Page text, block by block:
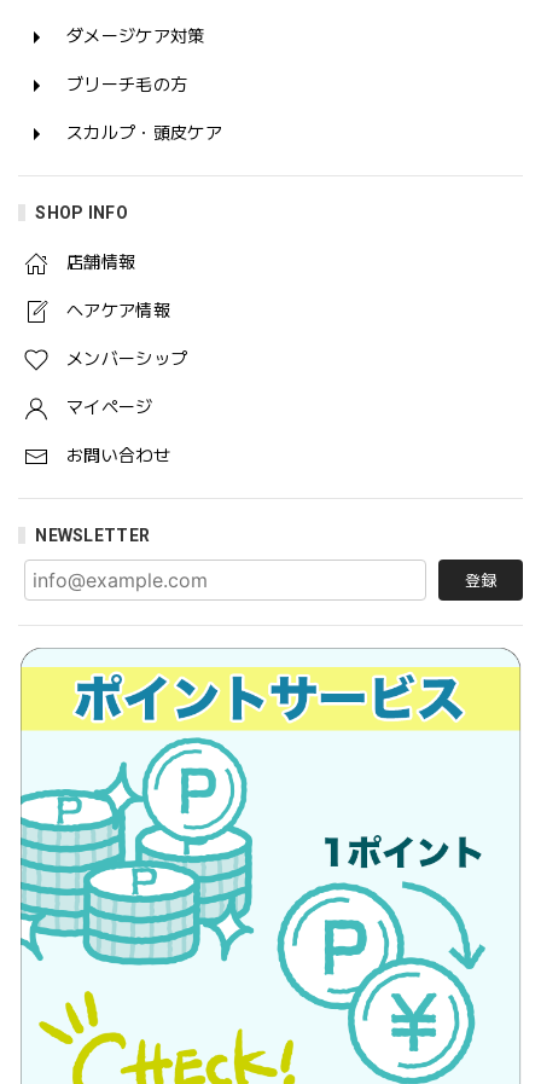
ダメージケア対策
ブリーチ毛の方
スカルプ・頭皮ケア
SHOP INFO
店舗情報
ヘアケア情報
メンバーシップ
マイページ
お問い合わせ
NEWSLETTER
登録